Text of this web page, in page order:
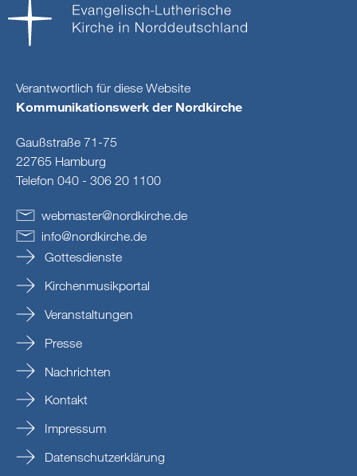
Verantwortlich für diese Website
Kommunikationswerk der Nordkirche
Gaußstraße 71-75
22765 Hamburg
Telefon 040 - 306 20 1100
webmaster@nordkirche.de
info@nordkirche.de
Gottesdienste
Kirchenmusikportal
Veranstaltungen
Presse
Nachrichten
Kontakt
Impressum
Datenschutzerklärung